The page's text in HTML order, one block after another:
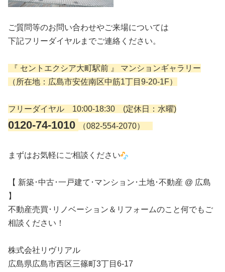
ご質問等のお問い合わせやご来場については
下記フリーダイヤルまでご連絡ください。
『 セントエクシア大町駅前 』 マンションギャラリー
（所在地：広島市安佐南区中筋1丁目9-20-1F）
フリーダイヤル 10:00-18:30 (定休日：水曜)
0120-74-1010 （082-554-2070）
まずはお気軽にご相談ください
【 新築･中古･一戸建て･マンション･土地･不動産 @ 広島
】
不動産売買･リノベーション＆リフォームのこと何でもご
相談ください！
株式会社リヴリアル
広島県広島市西区三篠町3丁目6-17